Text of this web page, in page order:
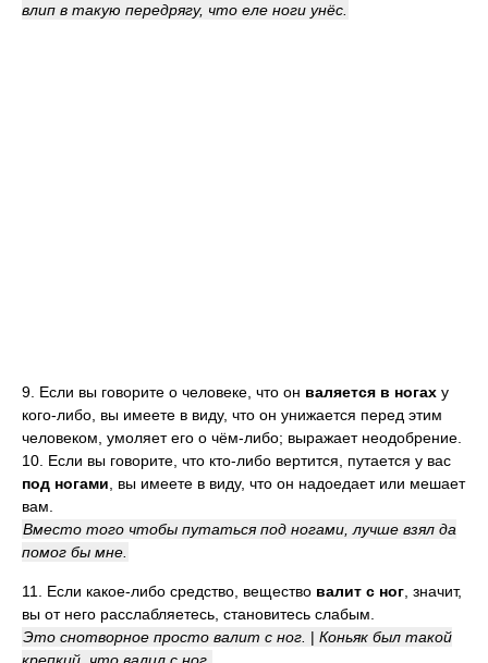
влип в такую передрягу, что еле ноги унёс.
9. Если вы говорите о человеке, что он валяется в ногах у
кого-либо, вы имеете в виду, что он унижается перед этим
человеком, умоляет его о чём-либо; выражает неодобрение.
10. Если вы говорите, что кто-либо вертится, путается у вас
под ногами , вы имеете в виду, что он надоедает или мешает
вам.
Вместо того чтобы путаться под ногами, лучше взял да
помог бы мне.
11. Если какое-либо средство, вещество валит с ног , значит,
вы от него расслабляетесь, становитесь слабым.
Это снотворное просто валит с ног. | Коньяк был такой